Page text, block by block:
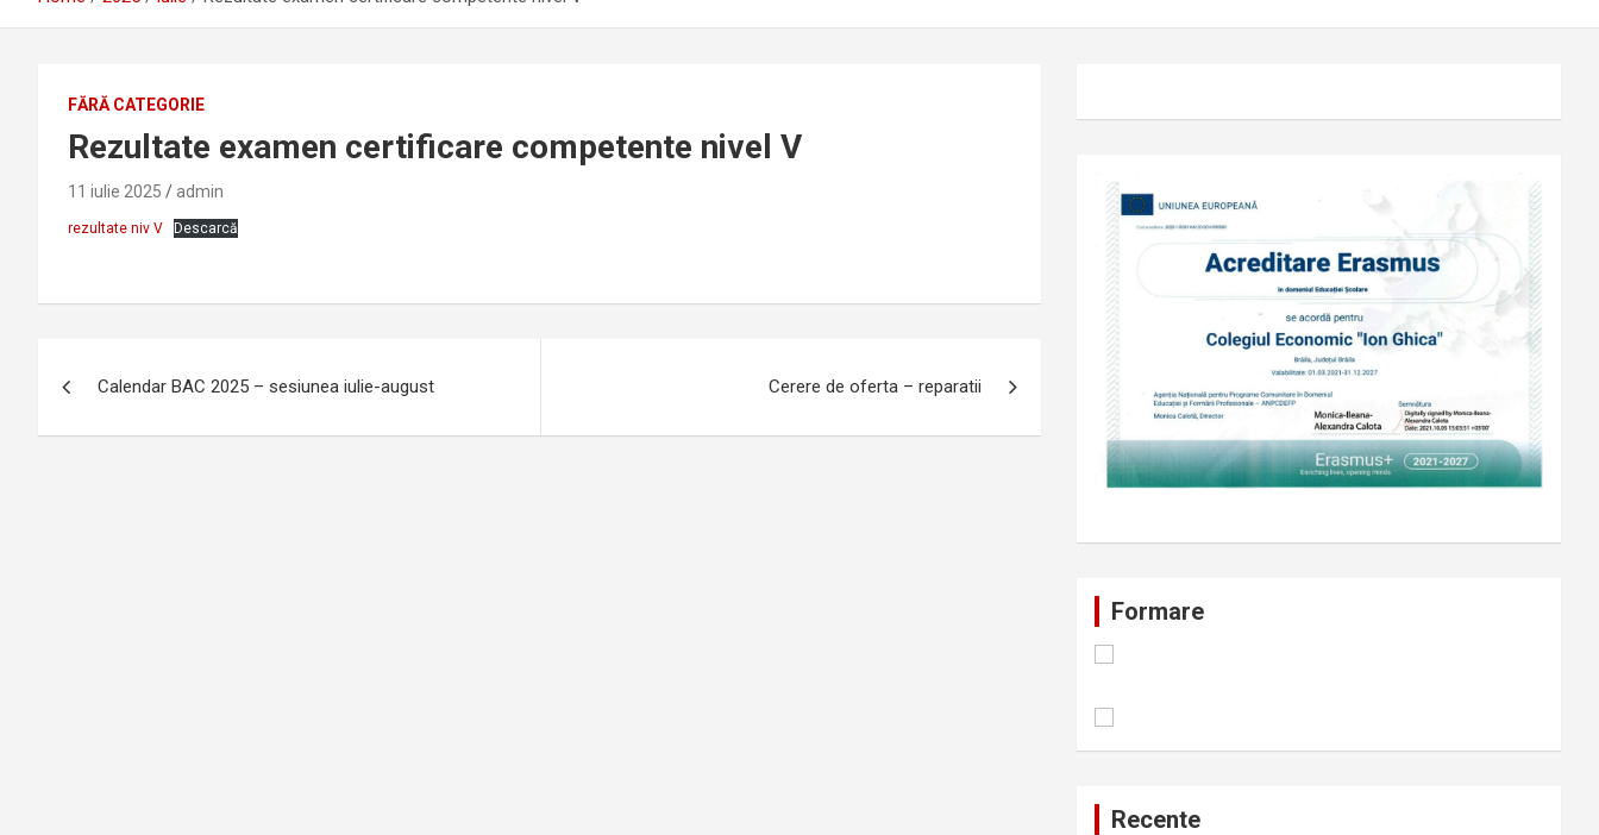
FĂRĂ CATEGORIE
Rezultate examen certificare competente nivel V
11 iulie 2025 admin
rezultate niv V Descarcă
Calendar BAC 2025 – sesiunea iulie-august Cerere de oferta – reparatii
Formare
Recente